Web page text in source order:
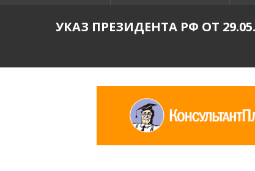
УКАЗ ПРЕЗИДЕНТА РФ ОТ